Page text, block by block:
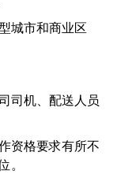
城市和商业区
司机、配送人员
资格要求有所不
。